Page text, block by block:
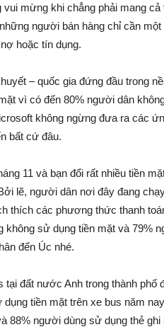
mừng khi chẳng phải mang
người bán hàng chỉ cần
hoặc tín dụng.
– quốc gia đứng đầu trong
vì có đến 80% người dân
không ngừng đưa ra các
bất cứ đâu.
11 và bạn đổi rất nhiều tiền
lẽ, người dân nơi đây đang
thích các phương thức thanh
không sử dụng tiền mặt và 79%
đến Úc nhé.
đất nước Anh trong thành phố
dụng tiền mặt trên xe bus năm
88% người dùng sử dụng thẻ ghi